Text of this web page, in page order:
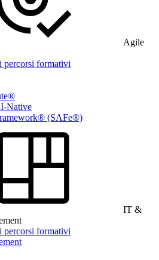
Agile
percorsi formativi
Native
(SAFe®)
IT &
percorsi formativi